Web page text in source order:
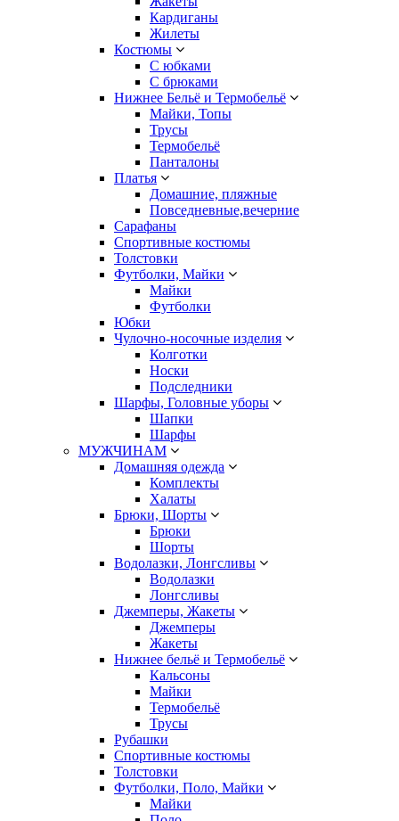
Кардиганы
Жилеты
Костюмы
С юбками
С брюками
Нижнее Бельё и Термобельё
Майки, Топы
Трусы
Термобельё
Панталоны
Платья
Домашние, пляжные
Повседневные,вечерние
Сарафаны
Спортивные костюмы
Толстовки
Футболки, Майки
Майки
Футболки
Юбки
Чулочно-носочные изделия
Колготки
Носки
Подследники
Шарфы, Головные уборы
Шапки
Шарфы
МУЖЧИНАМ
Домашняя одежда
Комплекты
Халаты
Брюки, Шорты
Брюки
Шорты
Водолазки, Лонгсливы
Водолазки
Лонгсливы
Джемперы, Жакеты
Джемперы
Жакеты
Нижнее бельё и Термобельё
Кальсоны
Майки
Термобельё
Трусы
Рубашки
Спортивные костюмы
Толстовки
Футболки, Поло, Майки
Майки